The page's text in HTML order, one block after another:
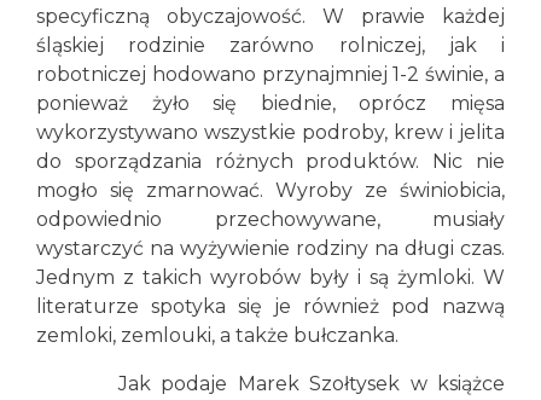
specyficzną obyczajowość. W prawie każdej
śląskiej rodzinie zarówno rolniczej, jak i
robotniczej hodowano przynajmniej 1-2 świnie, a
ponieważ żyło się biednie, oprócz mięsa
wykorzystywano wszystkie podroby, krew i jelita
do sporządzania różnych produktów. Nic nie
mogło się zmarnować. Wyroby ze świniobicia,
odpowiednio przechowywane, musiały
wystarczyć na wyżywienie rodziny na długi czas.
Jednym z takich wyrobów były i są żymloki. W
literaturze spotyka się je również pod nazwą
zemloki, zemlouki, a także bułczanka.
Jak podaje Marek Szołtysek w książce